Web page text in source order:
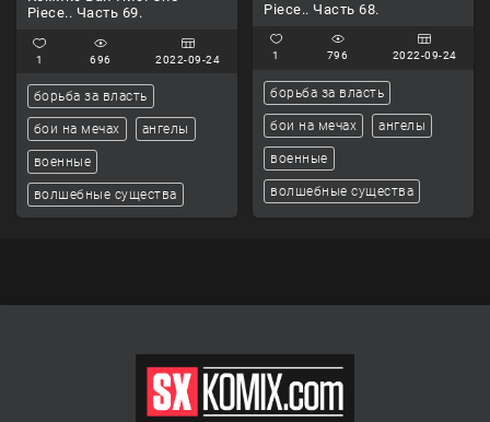
Piece.. Часть 69.
1 696 2022-09-24
борьба за власть
бои на мечах ангелы
военные
волшебные существа
Piece.. Часть 68.
1 796 2022-09-24
борьба за власть
бои на мечах ангелы
военные
волшебные существа